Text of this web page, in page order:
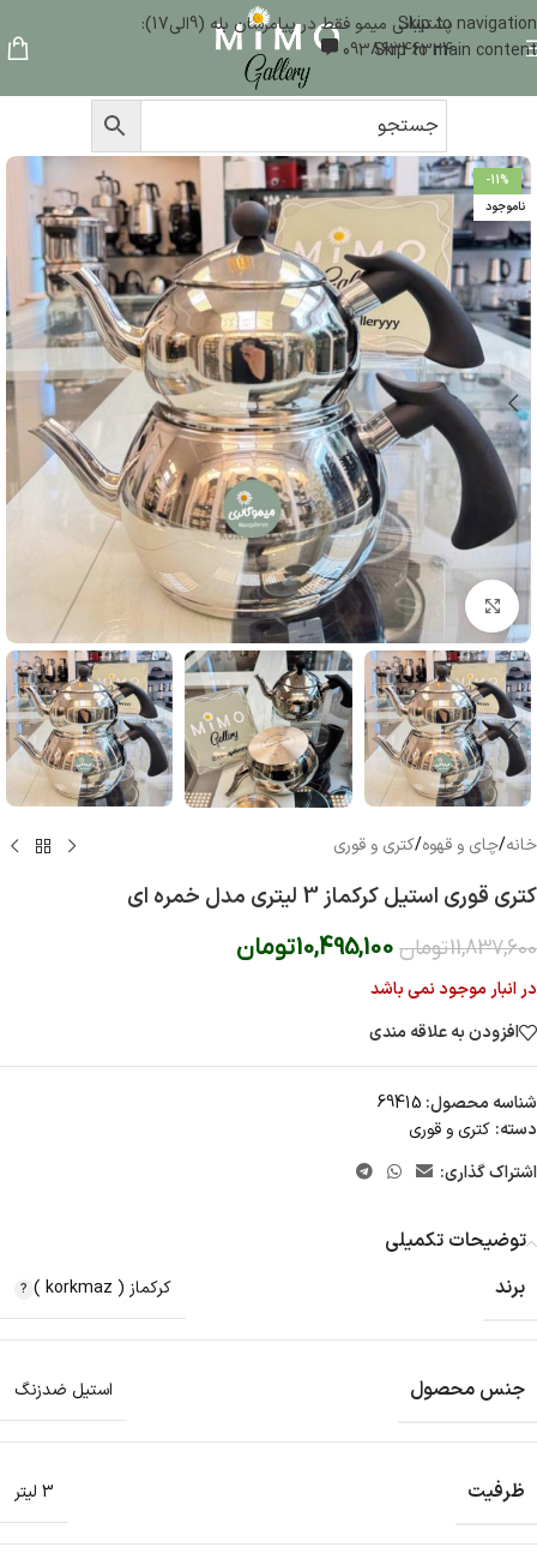
Skip to navigation
Skip to main content
پشتیبانی میمو فقط در پیامرسان بله (9الی17):
09386346324
-11%
ناموجود
بزرگنمایی تصویر
خانه/چای و قهوه/کتری و قوری
کتری قوری استیل کرکماز 3 لیتری مدل خمره ای
11,837,600تومان 10,495,100تومان
در انبار موجود نمی باشد
افزودن به علاقه مندی
شناسه محصول: 69415
دسته: کتری و قوری
اشتراک گذاری:
توضیحات تکمیلی
برند
کرکماز ( korkmaz )
جنس محصول استیل ضدزنگ
ظرفیت 3 لیتر